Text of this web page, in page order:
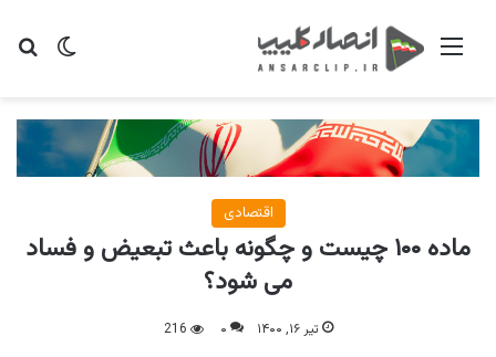
تغییر منو
اقتصادی
ماده ۱۰۰ چیست و چگونه باعث تبعیض و فساد
می شود؟
تیر ۱۶, ۱۴۰۰ ۰ 216